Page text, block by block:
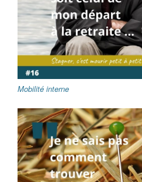
Mobilité interne